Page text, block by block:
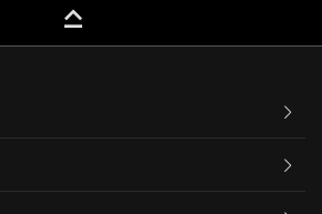
keyboard_capslock